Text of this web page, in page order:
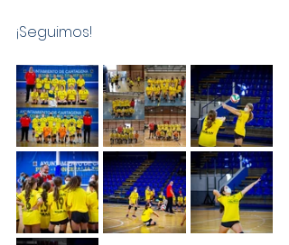
¡Seguimos!